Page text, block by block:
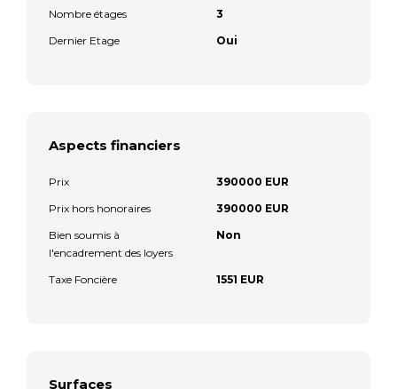
Nombre étages
3
Dernier Etage
Oui
Aspects financiers
Prix
390000 EUR
Prix hors honoraires
390000 EUR
Bien soumis à
l'encadrement des loyers
Non
Taxe Foncière 1551 EUR
Surfaces